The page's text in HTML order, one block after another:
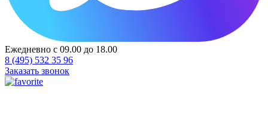
Ежедневно с 09.00 до 18.00
8 (495) 532 35 96
Заказать звонок